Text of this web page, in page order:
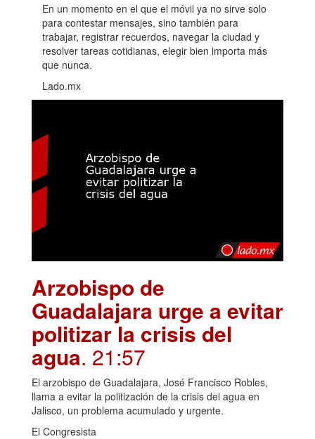
En un momento en el que el móvil ya no sirve solo
para contestar mensajes, sino también para
trabajar, registrar recuerdos, navegar la ciudad y
resolver tareas cotidianas, elegir bien importa más
que nunca.
Lado.mx
Arzobispo de
Guadalajara urge a evitar
politizar la crisis del
agua. 21:57
El arzobispo de Guadalajara, José Francisco Robles,
llama a evitar la politización de la crisis del agua en
Jalisco, un problema acumulado y urgente.
El Congresista